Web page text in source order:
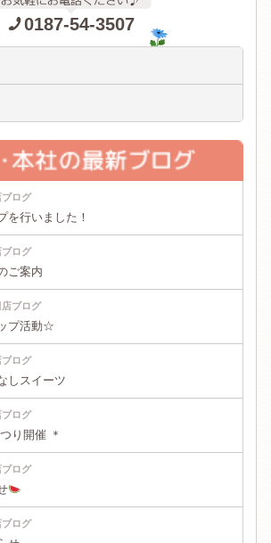
0187-54-3507
ブログ
を行いました！
ログ
ご案内
ブログ
プ活動☆
ログ
しスイーツ
ブログ
り開催 ＊
ログ
ブログ